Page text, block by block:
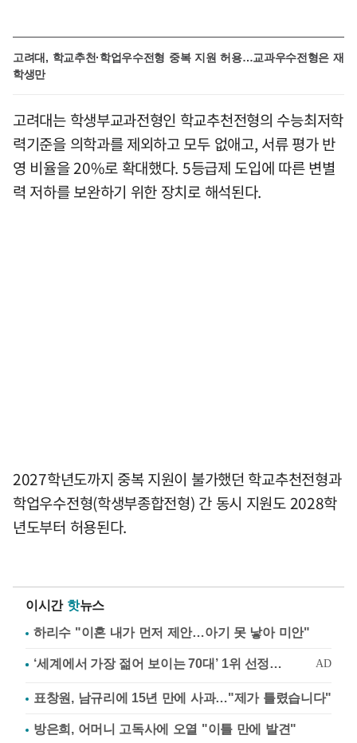
고려대, 학교추천·학업우수전형 중복 지원 허용…교과우수전형은 재
학생만
고려대는 학생부교과전형인 학교추천전형의 수능최저학
력기준을 의학과를 제외하고 모두 없애고, 서류 평가 반
영 비율을 20%로 확대했다. 5등급제 도입에 따른 변별
력 저하를 보완하기 위한 장치로 해석된다.
2027학년도까지 중복 지원이 불가했던 학교추천전형과
학업우수전형(학생부종합전형) 간 동시 지원도 2028학
년도부터 허용된다.
이시간 핫뉴스
하리수 "이혼 내가 먼저 제안…아기 못 낳아 미안"
표창원, 남규리에 15년 만에 사과…"제가 틀렸습니다"
방은희, 어머니 고독사에 오열 "이틀 만에 발견"